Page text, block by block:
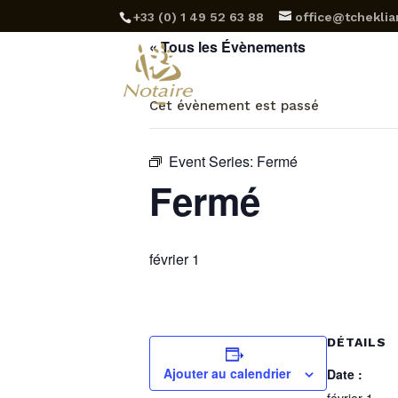
‪+33 (0) 1 49 52 63 88‬
« Tous les Évènements
Cet évènement est passé
Event Series: Fermé
Fermé
février 1
Ajouter au calendrier
DÉTAILS
Date :